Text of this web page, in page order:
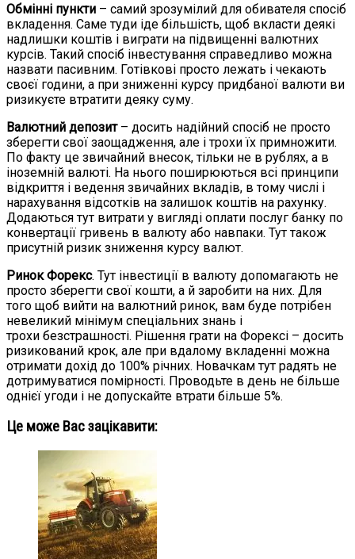
Обмінні пункти – самий зрозумілий для обивателя спосіб
вкладення. Саме туди іде більшість, щоб вкласти деякі
надлишки коштів і виграти на підвищенні валютних
курсів. Такий спосіб інвестування справедливо можна
назвати пасивним. Готівкові просто лежать і чекають
своєї години, а при зниженні курсу придбаної валюти ви
ризикуєте втратити деяку суму.
Валютний депозит– досить надійний спосіб не просто
зберегти свої заощадження, але і трохи їх примножити.
По факту це звичайний внесок, тільки не в рублях, а в
іноземній валюті. На нього поширюються всі принципи
відкриття і ведення звичайних вкладів, в тому числі і
нарахування відсотків на залишок коштів на рахунку.
Додаються тут витрати у вигляді оплати послуг банку по
конвертації гривень в валюту або навпаки. Тут також
присутній ризик зниження курсу валют.
Ринок Форекс. Тут інвестиції в валюту допомагають не
просто зберегти свої кошти, а й заробити на них. Для
того щоб вийти на валютний ринок, вам буде потрібен
невеликий мінімум спеціальних знань і
трохи безстрашності. Рішення грати на Форексі – досить
ризикований крок, але при вдалому вкладенні можна
отримати дохід до 100% річних. Новачкам тут радять не
дотримуватися помірності. Проводьте в день не більше
однієї угоди і не допускайте втрати більше 5%.
Це може Вас зацікавити: